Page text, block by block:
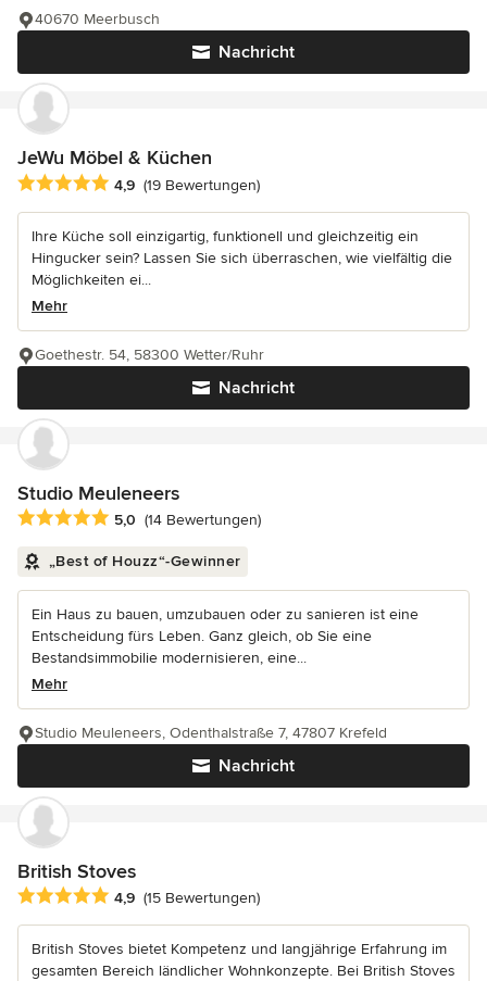
Nachricht
40670 Meerbusch
JeWu Möbel & Küchen
Durchschnittliche Bewertung: 4.9 von 5 Sternen
4,9 (19 Bewertungen)
Ihre Küche soll einzigartig, funktionell und gleichzeitig ein
Hingucker sein? Lassen Sie sich überraschen, wie vielfältig die
Möglichkeiten ei...
Mehr
Nachricht
Goethestr. 54, 58300 Wetter/Ruhr
Studio Meuleneers
Durchschnittliche Bewertung: 5 von 5 Sternen
5,0 (14 Bewertungen)
„Best of Houzz“-Gewinner
Ein Haus zu bauen, umzubauen oder zu sanieren ist eine
Entscheidung fürs Leben. Ganz gleich, ob Sie eine
Bestandsimmobilie modernisieren, eine...
Mehr
Nachricht
Studio Meuleneers, Odenthalstraße 7, 47807 Krefeld
British Stoves
Durchschnittliche Bewertung: 4.9 von 5 Sternen
4,9 (15 Bewertungen)
British Stoves bietet Kompetenz und langjährige Erfahrung im
gesamten Bereich ländlicher Wohnkonzepte. Bei British Stoves